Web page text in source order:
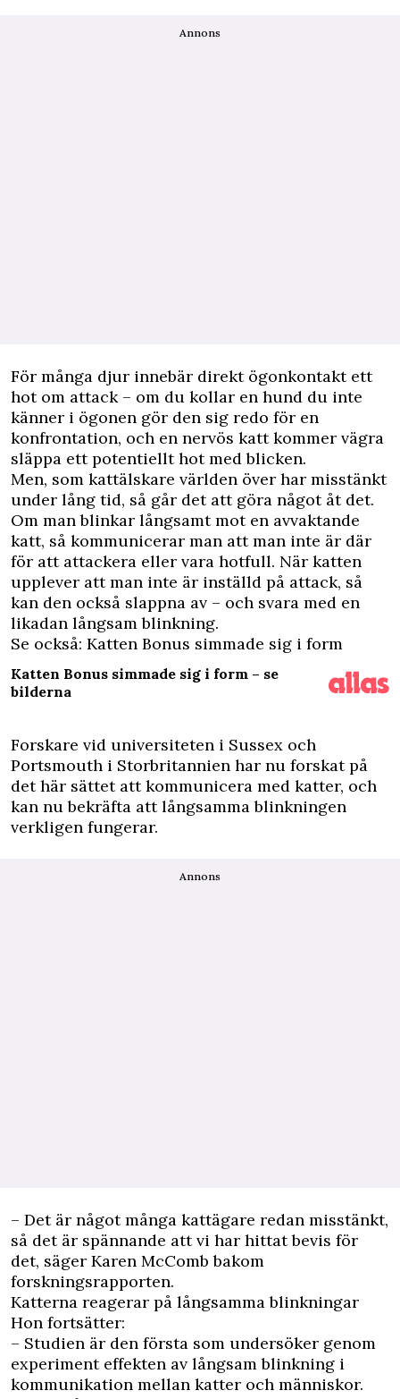
Annons
För många djur innebär direkt ögonkontakt ett
hot om attack – om du kollar en hund du inte
känner i ögonen gör den sig redo för en
konfrontation, och en nervös katt kommer vägra
släppa ett potentiellt hot med blicken.
Men, som kattälskare världen över har misstänkt
under lång tid, så går det att göra något åt det.
Om man blinkar långsamt mot en avvaktande
katt, så kommunicerar man att man inte är där
för att attackera eller vara hotfull. När katten
upplever att man inte är inställd på attack, så
kan den också slappna av – och svara med en
likadan långsam blinkning.
Se också: Katten Bonus simmade sig i form
Katten Bonus simmade sig i form – se
bilderna
Forskare vid universiteten i Sussex och
Portsmouth i Storbritannien har nu forskat på
det här sättet att kommunicera med katter, och
kan nu bekräfta att långsamma blinkningen
verkligen fungerar.
Annons
– Det är något många kattägare redan misstänkt,
så det är spännande att vi har hittat bevis för
det, säger Karen McComb bakom
forskningsrapporten.
Katterna reagerar på långsamma blinkningar
Hon fortsätter:
– Studien är den första som undersöker genom
experiment effekten av långsam blinkning i
kommunikation mellan katter och människor.